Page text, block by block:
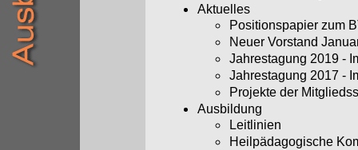
Aktuelles
Positionspapier zum
Neuer Vorstand
Jahrestagung 2019 -
Jahrestagung 2017 -
Projekte der
Ausbildung
Leitlinien
Heilpädagogische